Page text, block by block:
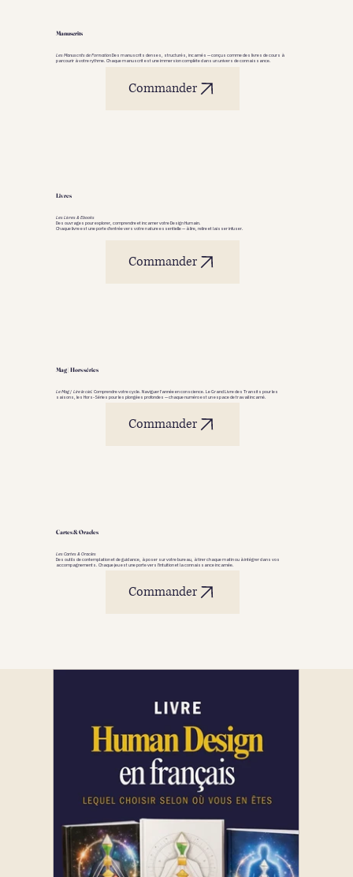
Manuscrits
Les Manuscrits de FormationDes manuscrits denses, structurés, incarnés — conçus comme des livres de cours à
parcourir à votre rythme. Chaque manuscrit est une immersion complète dans un univers de connaissance.
Commander
Livres
Les Livres & Ebooks
Des ouvrages pour explorer, comprendre et incarner votre Design Humain.
Chaque livre est une porte d'entrée vers votre nature essentielle — à lire, relire et laisser infuser.
Commander
Mag | Hors séries
Le Mag | Lire le ciel. Comprendre votre cycle. Naviguer l'année en conscience. Le Grand Livre des Transits pour les
saisons, les Hors-Séries pour les plongées profondes — chaque numéro est un espace de travail incarné.
Commander
Cartes & Oracles
Les Cartes & Oracles
Des outils de contemplation et de guidance, à poser sur votre bureau, à tirer chaque matin ou à intégrer dans vos
accompagnements. Chaque jeu est une porte vers l'intuition et la connaissance incarnée.
Commander